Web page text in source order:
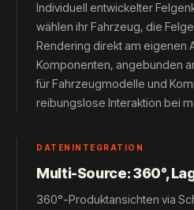
Individuell entwickelter
wählen ihr Fahrzeug, die
Rendering direkt am eigenen
Komponenten, angebunden
für Fahrzeugmodelle und
reibungslose Interaktion bei
DATENINTEGRATION
Multi-Source: 360°,
360°-Produktansichten via